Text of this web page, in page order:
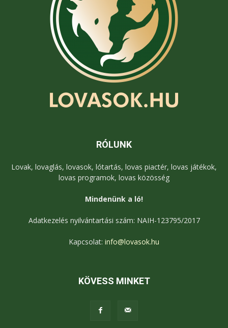
RÓLUNK
Lovak, lovaglás, lovasok, lótartás, lovas piactér, lovas játékok,
lovas programok, lovas közösség
Mindenünk a ló!
Adatkezelés nyilvántartási szám: NAIH-123795/2017
Kapcsolat: info@lovasok.hu
KÖVESS MINKET